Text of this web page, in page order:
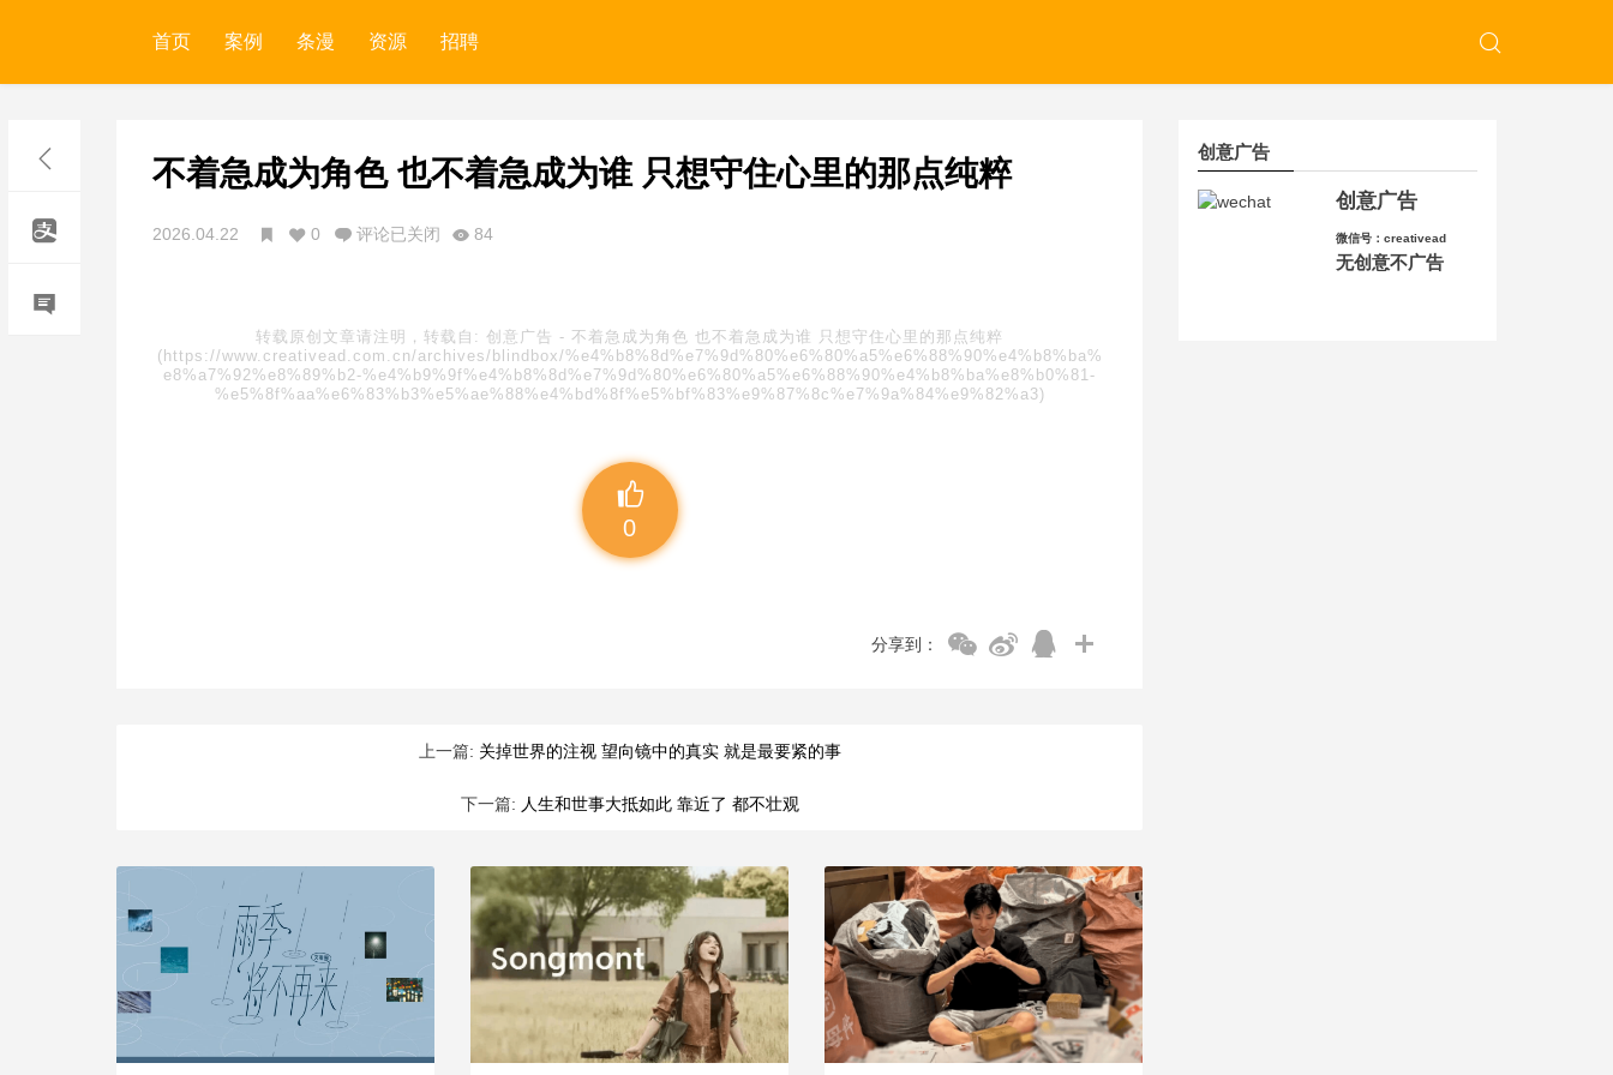
首页 案例 条漫 资源 招聘
不着急成为角色 也不着急成为谁 只想守住心里的那点纯粹
2026.04.22 0 评论已关闭 84
转载原创文章请注明，转载自: 创意广告 - 不着急成为角色 也不着急成为谁 只想守住心里的那点纯粹
(https://www.creativead.com.cn/archives/blindbox/%e4%b8%8d%e7%9d%80%e6%80%a5%e6%88%90%e4%b8%ba%
e8%a7%92%e8%89%b2-%e4%b9%9f%e4%b8%8d%e7%9d%80%e6%80%a5%e6%88%90%e4%b8%ba%e8%b0%81-
%e5%8f%aa%e6%83%b3%e5%ae%88%e4%bd%8f%e5%bf%83%e9%87%8c%e7%9a%84%e9%82%a3)
0
分享到：
上一篇: 关掉世界的注视 望向镜中的真实 就是最要紧的事
下一篇: 人生和世事大抵如此 靠近了 都不壮观
创意广告
创意广告
微信号：creativead
无创意不广告